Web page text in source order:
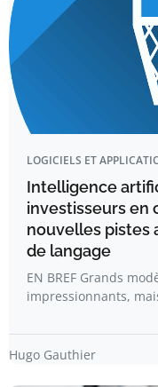
LOGICIELS ET
Intelligence
investisseurs en
nouvelles pistes
de langage
EN BREF Grands
impressionnants,
Hugo Gauthier